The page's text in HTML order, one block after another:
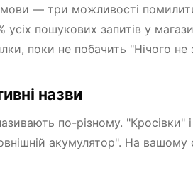
— три можливості
пошукових запитів у
поки не побачить "Нічого не
назви
по-різному. "Кросівки"
акумулятор". На